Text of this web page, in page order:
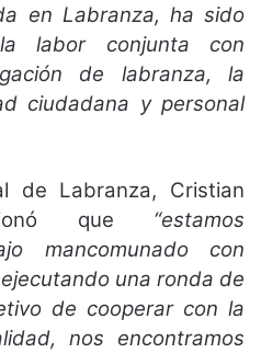
en Labranza, ha sido
labor conjunta con
de labranza, la
ciudadana y personal
de Labranza, Cristian
que “estamos
mancomunado con
una ronda de
de cooperar con la
nos encontramos